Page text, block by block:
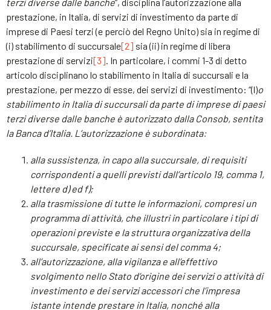
prestazione, in Italia, di servizi di investimento da parte di
imprese di Paesi terzi (e perciò del Regno Unito) sia in regime di
(i) stabilimento di succursale[2] sia (ii) in regime di libera
prestazione di servizi[3]. In particolare, i commi 1-3 di detto
articolo disciplinano lo stabilimento in Italia di succursali e la
prestazione, per mezzo di esse, dei servizi di investimento: “(l)o
stabilimento in Italia di succursali da parte di imprese di paesi
terzi diverse dalle banche è autorizzato dalla Consob, sentita
la Banca d’Italia. L’autorizzazione è subordinata:
alla sussistenza, in capo alla succursale, di requisiti
corrispondenti a quelli previsti dall’articolo 19, comma 1,
lettere d) ed f);
alla trasmissione di tutte le informazioni, compresi un
programma di attività, che illustri in particolare i tipi di
operazioni previste e la struttura organizzativa della
succursale, specificate ai sensi del comma 4;
all’autorizzazione, alla vigilanza e all’effettivo
svolgimento nello Stato d’origine dei servizi o attività di
investimento e dei servizi accessori che l’impresa
istante intende prestare in Italia, nonché alla